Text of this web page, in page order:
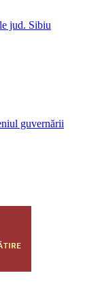
jud. Sibiu
guvernării